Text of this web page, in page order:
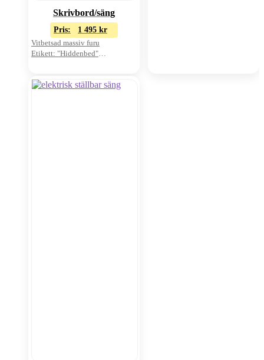
Skrivbord/säng
Pris: 1 495 kr
Vitbetsad massiv furu
Etikett: "Hiddenbed"